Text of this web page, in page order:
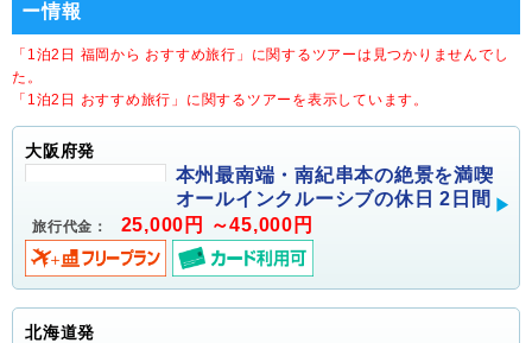
ー情報
「1泊2日 福岡から おすすめ旅行」に関するツアーは見つかりませんでし
た。
「1泊2日 おすすめ旅行」に関するツアーを表示しています。
大阪府発
本州最南端・南紀串本の絶景を満喫
オールインクルーシブの休日 2日間
旅行代金： 25,000円 ～45,000円
北海道発